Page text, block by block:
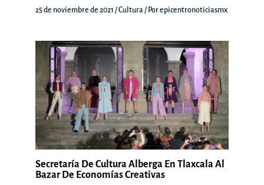
25 de noviembre de 2021 /Cultura / Porepicentronoticiasmx
Secretaría De Cultura Alberga En Tlaxcala Al
Bazar De Economías Creativas